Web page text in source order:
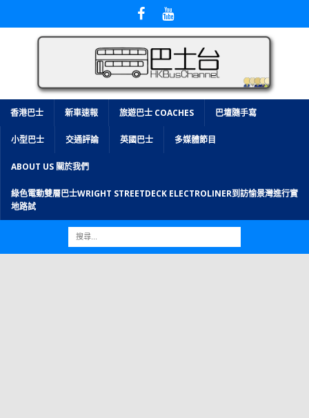
香港巴士 新車速報 旅遊巴士 COACHES 巴壇隨手寫
小型巴士 交通評論 英國巴士 多媒體節目
ABOUT US 關於我們
綠色電動雙層巴士WRIGHT STREETDECK ELECTROLINER到訪愉景灣進行實
地路試